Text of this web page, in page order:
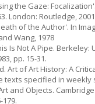
the Gaze:
London: Routledge,
of the Author'. In
Wang, 1978
Is Not A Pipe. Berkeley:
pp. 15-31.
Art of Art History: A
texts specified in weekly
and Objects.
179.